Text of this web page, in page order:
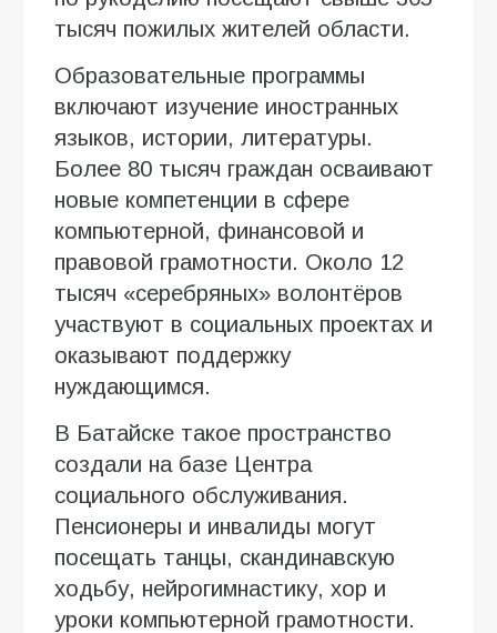
тысяч пожилых жителей области.
Образовательные программы
включают изучение иностранных
языков, истории, литературы.
Более 80 тысяч граждан осваивают
новые компетенции в сфере
компьютерной, финансовой и
правовой грамотности. Около 12
тысяч «серебряных» волонтёров
участвуют в социальных проектах и
оказывают поддержку
нуждающимся.
В Батайске такое пространство
создали на базе Центра
социального обслуживания.
Пенсионеры и инвалиды могут
посещать танцы, скандинавскую
ходьбу, нейрогимнастику, хор и
уроки компьютерной грамотности.